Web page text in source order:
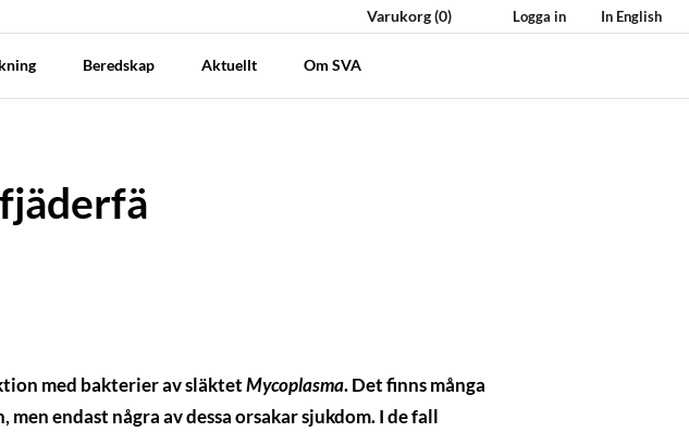
Varukorg(0) Logga in In English
Beredskap Aktuellt Om SVA
med bakterier av släktetMycoplasma. Det finns många
endast några av dessa orsakar sjukdom. I de fall